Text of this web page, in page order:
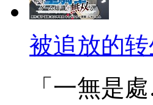
被追放的
「一無是